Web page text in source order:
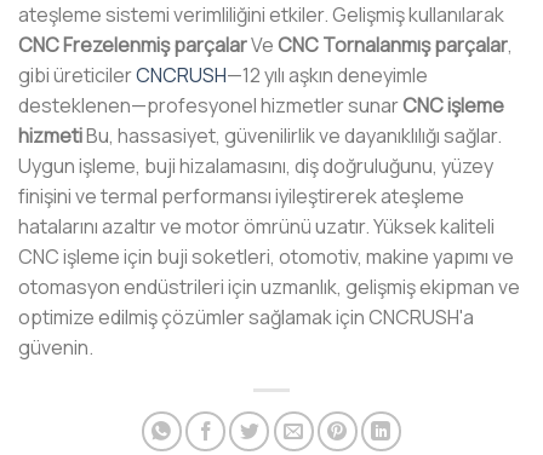
ateşleme sistemi verimliliğini etkiler. Gelişmiş kullanılarak
CNC Frezelenmiş parçalarVeCNC Tornalanmış parçalar,
gibi üreticilerCNCRUSH—12 yılı aşkın deneyimle
desteklenen—profesyonel hizmetler sunarCNC işleme
hizmetiBu, hassasiyet, güvenilirlik ve dayanıklılığı sağlar.
Uygun işleme, buji hizalamasını, diş doğruluğunu, yüzey
finişini ve termal performansı iyileştirerek ateşleme
hatalarını azaltır ve motor ömrünü uzatır. Yüksek kaliteli
CNC işleme için buji soketleri, otomotiv, makine yapımı ve
otomasyon endüstrileri için uzmanlık, gelişmiş ekipman ve
optimize edilmiş çözümler sağlamak için CNCRUSH'a
güvenin.